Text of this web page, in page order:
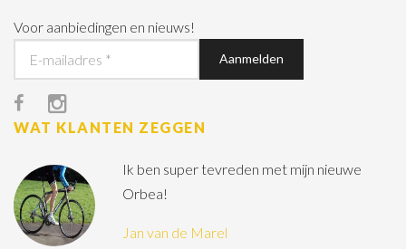
Voor aanbiedingen en nieuws!
WAT KLANTEN ZEGGEN
Ik ben super tevreden met mijn nieuwe
Orbea!
Jan van de Marel